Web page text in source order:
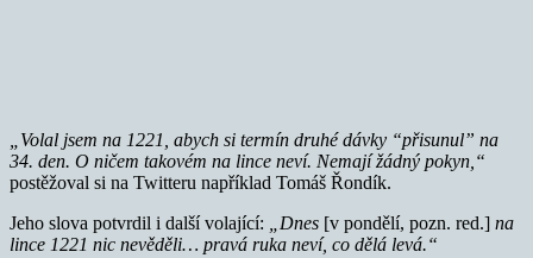
„Volal jsem na 1221, abych si termín druhé dávky “přisunul” na
34. den. O ničem takovém na lince neví. Nemají žádný pokyn,“
postěžoval si na Twitteru například Tomáš Řondík.
Jeho slova potvrdil i další volající:
„Dnes [v pondělí, pozn. red.] na
lince 1221 nic nevěděli… pravá ruka neví, co dělá levá.“